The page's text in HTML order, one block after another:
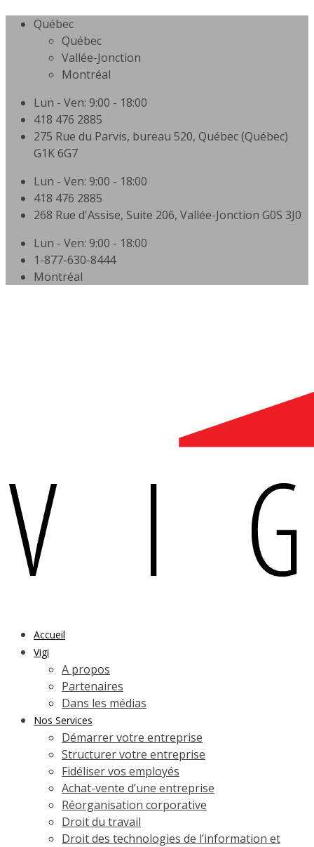
Québec
Québec
Vallée-Jonction
Montréal
Lun - Ven: 9:00 - 18:00
418 476 2885
275 Rue du Parvis, bureau 520, Québec (Québec)
G1K 6G7
Lun - Ven: 9:00 - 18:00
418 476 2885
268 Rue d'Assise, Suite 206, Vallée-Jonction G0S 3J0
Lun - Ven: 9:00 - 18:00
1-877-630-8444
Montréal
Accueil
Vigi
A propos
Partenaires
Dans les médias
Nos Services
Démarrer votre entreprise
Structurer votre entreprise
Fidéliser vos employés
Achat-vente d’une entreprise
Réorganisation corporative
Droit du travail
Droit des technologies de l’information et